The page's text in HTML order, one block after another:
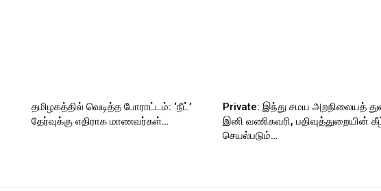
தமிழகத்தில் வெடித்த போராட்டம்: ‘நீட்’
தேர்வுக்கு எதிராக மாணவர்கள்…
Private: இந்து சமய அறநிலையத்
இனி வணிகவரி, பதிவுத்துறையின்
செயல்படும்…